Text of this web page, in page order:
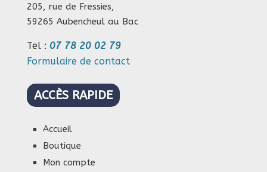
205, rue de Fressies,
59265 Aubencheul au Bac
Tel : 07 78 20 02 79
Formulaire de contact
ACCÈS RAPIDE
Accueil
Boutique
Mon compte